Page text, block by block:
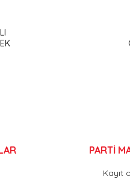
PARTİ
Kayıt